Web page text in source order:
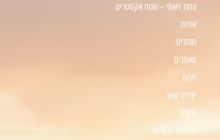
עמוד ראשי – שטח אקסטרים
אודות
מותגים
מאמרים
חנות
יצירת קשר
תקנון
מדיניות פרטיות